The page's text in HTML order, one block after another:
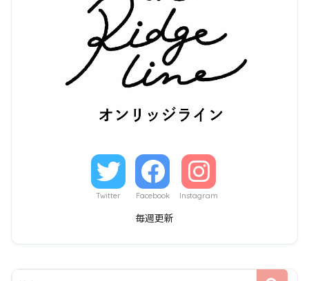
Twitter Facebook Instagram
毎週更新